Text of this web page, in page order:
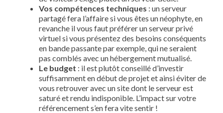
Vos compétences techniques : un serveur
partagé fera l’affaire si vous êtes un néophyte, en
revanche il vous faut préférer un serveur privé
virtuel si vous présentez des besoins conséquents
en bande passante par exemple, qui ne seraient
pas comblés avec un hébergement mutualisé.
Le budget : il est plutôt conseillé d’investir
suffisamment en début de projet et ainsi éviter de
vous retrouver avec un site dont le serveur est
saturé et rendu indisponible. L’impact sur votre
référencement s’en fera vite sentir !